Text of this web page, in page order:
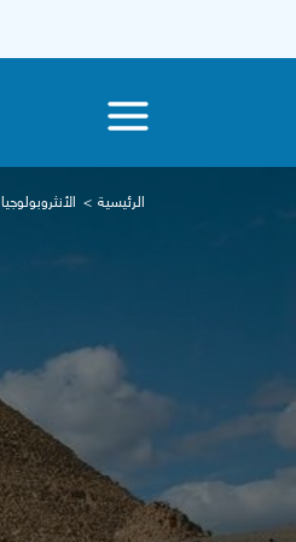
الرئيسية الأنثروبولوجيا